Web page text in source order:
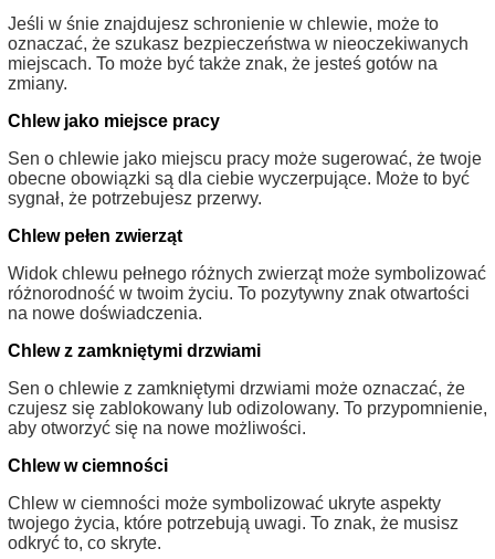
Jeśli w śnie znajdujesz schronienie w chlewie, może to
oznaczać, że szukasz bezpieczeństwa w nieoczekiwanych
miejscach. To może być także znak, że jesteś gotów na
zmiany.
Chlew jako miejsce pracy
Sen o chlewie jako miejscu pracy może sugerować, że twoje
obecne obowiązki są dla ciebie wyczerpujące. Może to być
sygnał, że potrzebujesz przerwy.
Chlew pełen zwierząt
Widok chlewu pełnego różnych zwierząt może symbolizować
różnorodność w twoim życiu. To pozytywny znak otwartości
na nowe doświadczenia.
Chlew z zamkniętymi drzwiami
Sen o chlewie z zamkniętymi drzwiami może oznaczać, że
czujesz się zablokowany lub odizolowany. To przypomnienie,
aby otworzyć się na nowe możliwości.
Chlew w ciemności
Chlew w ciemności może symbolizować ukryte aspekty
twojego życia, które potrzebują uwagi. To znak, że musisz
odkryć to, co skryte.